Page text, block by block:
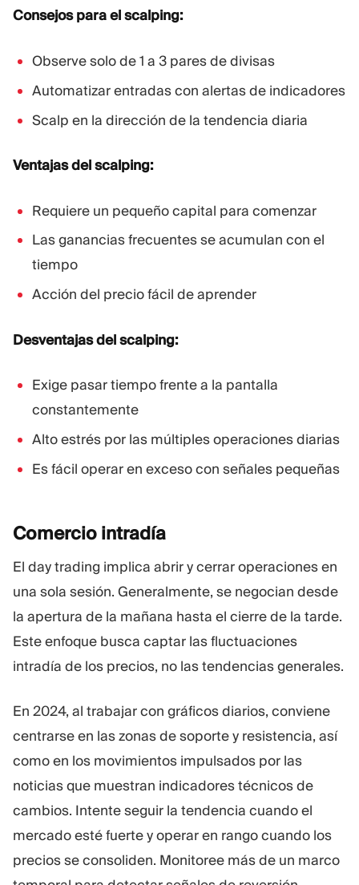
Consejos para el scalping:
Observe solo de 1 a 3 pares de divisas
Automatizar entradas con alertas de indicadores
Scalp en la dirección de la tendencia diaria
Ventajas del scalping:
Requiere un pequeño capital para comenzar
Las ganancias frecuentes se acumulan con el
tiempo
Acción del precio fácil de aprender
Desventajas del scalping:
Exige pasar tiempo frente a la pantalla
constantemente
Alto estrés por las múltiples operaciones diarias
Es fácil operar en exceso con señales pequeñas
Comercio intradía
El day trading implica abrir y cerrar operaciones en
una sola sesión. Generalmente, se negocian desde
la apertura de la mañana hasta el cierre de la tarde.
Este enfoque busca captar las fluctuaciones
intradía de los precios, no las tendencias generales.
En 2024, al trabajar con gráficos diarios, conviene
centrarse en las zonas de soporte y resistencia, así
como en los movimientos impulsados por las
noticias que muestran indicadores técnicos de
cambios. Intente seguir la tendencia cuando el
mercado esté fuerte y operar en rango cuando los
precios se consoliden. Monitoree más de un marco